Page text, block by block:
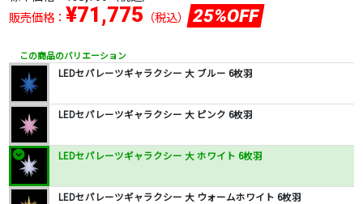
販売価格： ¥71,775 （税込） 25%OFF
この商品のバリエーション
LEDセパレーツギャラクシー 大 ブルー 6枚羽
LEDセパレーツギャラクシー 大 ピンク 6枚羽
LEDセパレーツギャラクシー 大 ホワイト 6枚羽
LEDセパレーツギャラクシー 大 ウォームホワイト 6枚羽